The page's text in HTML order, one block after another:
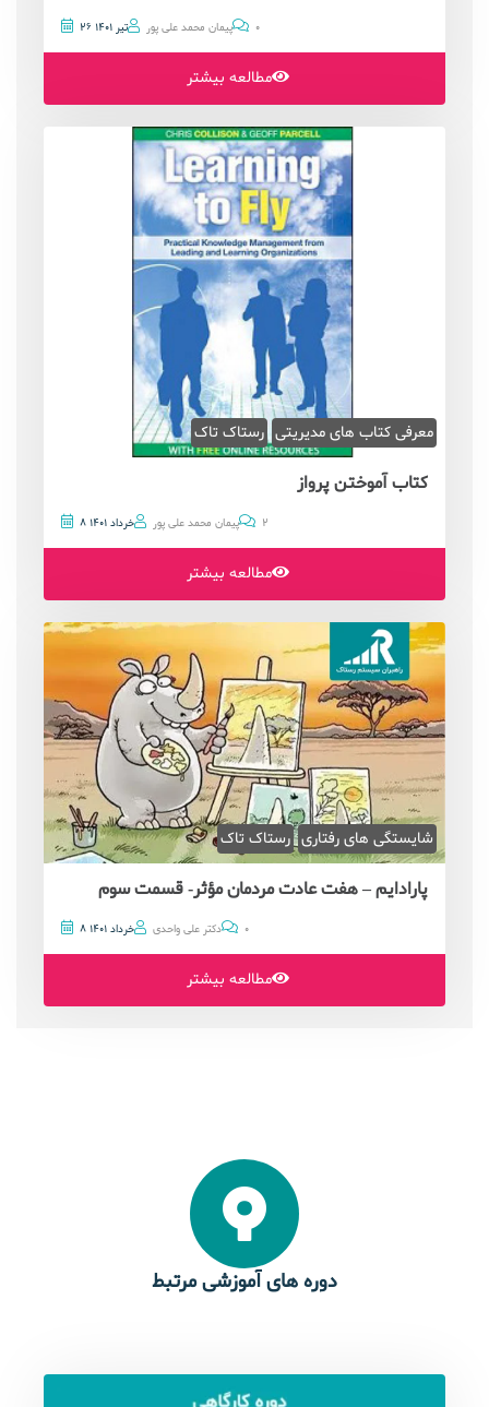
26 تیر 1401 پیمان محمد علی پور 0
مطالعه بیشتر
معرفی کتاب های مدیریتی رستاک تاک
کتاب آموختن پرواز
8 خرداد 1401 پیمان محمد علی پور 2
مطالعه بیشتر
شایستگی های رفتاری رستاک تاک
پارادایم – هفت عادت مردمان مؤثر- قسمت سوم
8 خرداد 1401 دکتر علی واحدی 0
مطالعه بیشتر
دوره های آموزشی مرتبط